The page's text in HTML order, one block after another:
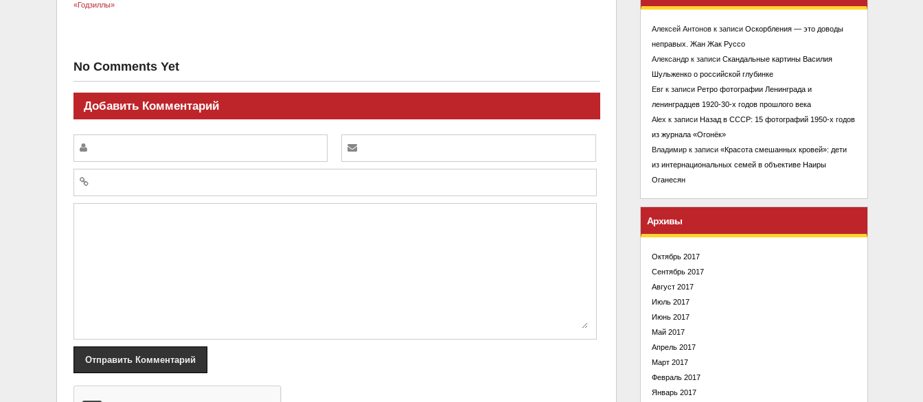
No Comments Yet
Добавить Комментарий
Алексей Антонов к записиОскорбления — это доводы
неправых. Жан Жак Руссо
Александр к записиСкандальные картины Василия
Шульженко о российской глубинке
Евг к записиРетро фотографии Ленинграда и
ленинградцев 1920-30-х годов прошлого века
Alex к записиНазад в СССР: 15 фотографий 1950-х годов
из журнала «Огонёк»
Владимир к записи«Красота смешанных кровей»: дети
из интернациональных семей в объективе Наиры
Оганесян
Архивы
Октябрь 2017
Сентябрь 2017
Август 2017
Июль 2017
Июнь 2017
Май 2017
Апрель 2017
Март 2017
Февраль 2017
Январь 2017